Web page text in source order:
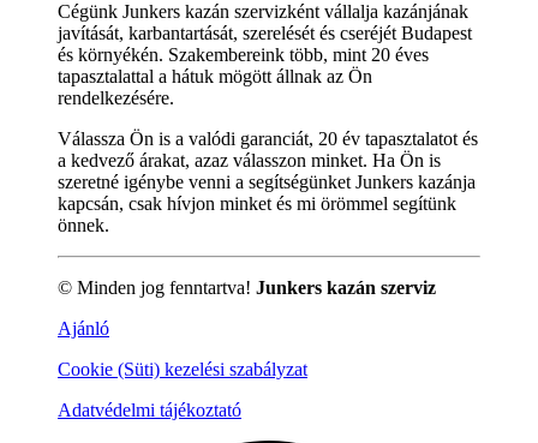
Cégünk Junkers kazán szervizként vállalja kazánjának
javítását, karbantartását, szerelését és cseréjét Budapest
és környékén. Szakembereink több, mint 20 éves
tapasztalattal a hátuk mögött állnak az Ön
rendelkezésére.
Válassza Ön is a valódi garanciát, 20 év tapasztalatot és
a kedvező árakat, azaz válasszon minket. Ha Ön is
szeretné igénybe venni a segítségünket Junkers kazánja
kapcsán, csak hívjon minket és mi örömmel segítünk
önnek.
© Minden jog fenntartva! Junkers kazán szerviz
Ajánló
Cookie (Süti) kezelési szabályzat
Adatvédelmi tájékoztató